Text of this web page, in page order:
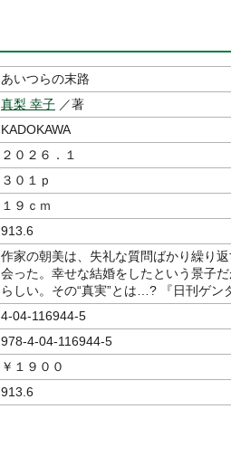
あいつらの末路
真梨 幸子 ／著
KADOKAWA
２０２６．１
３０１ｐ
１９ｃｍ
913.6
作家の朝美は、失礼な質問ばかり繰り
会った。幸せな結婚をしたという景子
らしい。その“真実”とは…? 『日刊ゲン
4-04-116944-5
978-4-04-116944-5
￥１９００
913.6